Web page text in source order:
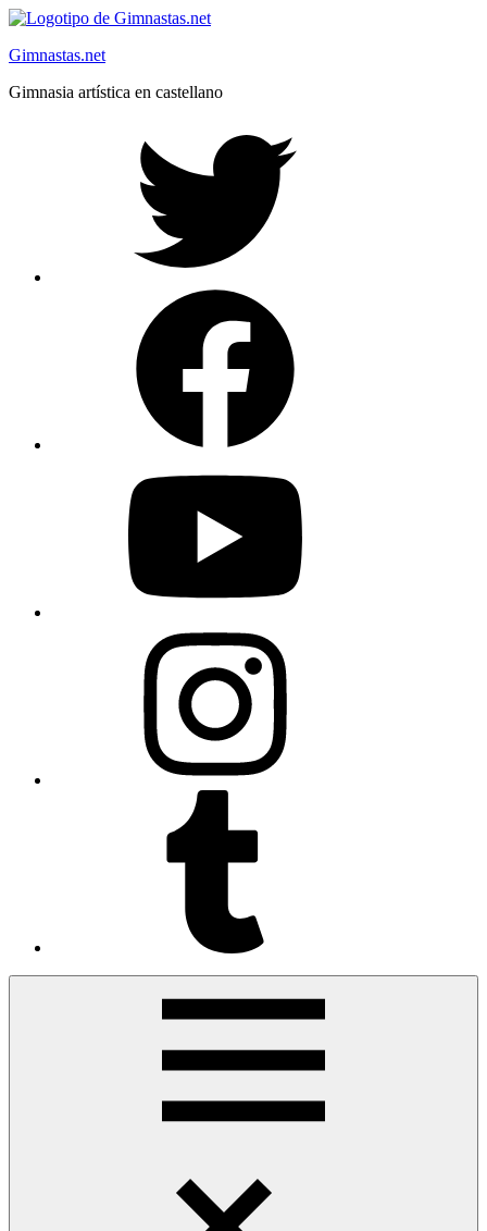
Saltar
contenido
Gimnastas.net
Gimnasia artística en castellano